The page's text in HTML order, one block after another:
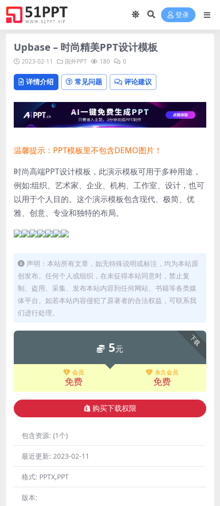
登录
Upbase – 时尚精美PPT设计模板
2023-02-11 国外PPT 180 0
详情介绍 常见问题 评论建议
温馨提示：PPT模板里不包含DEMO图片！
时尚高端PPT设计模板，此演示模板可用于多种用途，
例如:组织、艺术家、企业、机构、工作室、设计，也可
以用于个人目的。这个演示模板包含现代、极简、优
雅、创意、专业和独特的布局。
声明：本站所有文章，如无特殊说明或标注，均为本站原
创发布。任何个人或组织，在未征得本站同意时，禁止复
制、盗用、采集、发布本站内容到任何网站、书籍等各类媒
体平台。如若本站内容侵犯了原著者的合法权益，可联系我
们进行处理。
下载
5元
会员
免费
永久会员
免费
购买下载权限
包含资源: (1个)
最近更新: 2023-02-11
格式: PPTX,PPT
版本: